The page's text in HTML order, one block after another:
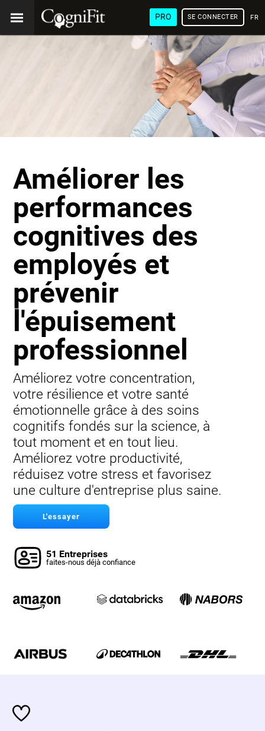
PRO SE CONNECTER
Améliorer les
performances
cognitives des
employés et
prévenir
l'épuisement
professionnel
Améliorez votre concentration,
votre résilience et votre santé
émotionnelle grâce à des soins
cognitifs fondés sur la science, à
tout moment et en tout lieu.
Améliorez votre productivité,
réduisez votre stress et favorisez
une culture d'entreprise plus saine.
L'essayer
51 Entreprises
faites-nous déjà confiance